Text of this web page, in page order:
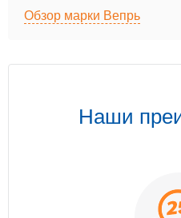
Обзор марки Вепрь
Наши